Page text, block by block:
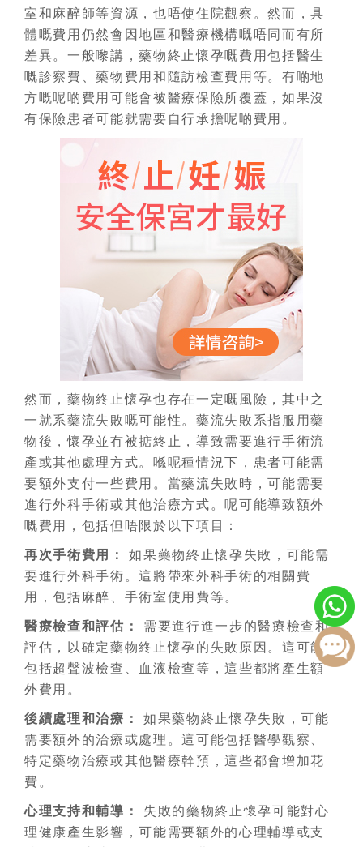
室和麻醉師等資源，也唔使住院觀察。然而，具
體嘅費用仍然會因地區和醫療機構嘅唔同而有所
差異。一般嚟講，藥物終止懷孕嘅費用包括醫生
嘅診察費、藥物費用和隨訪檢查費用等。有啲地
方嘅呢啲費用可能會被醫療保險所覆蓋，如果沒
有保險患者可能就需要自行承擔呢啲費用。
然而，藥物終止懷孕也存在一定嘅風險，其中之
一就系藥流失敗嘅可能性。藥流失敗系指服用藥
物後，懷孕並冇被掂終止，導致需要進行手術流
產或其他處理方式。喺呢種情況下，患者可能需
要額外支付一些費用。當藥流失敗時，可能需要
進行外科手術或其他治療方式。呢可能導致額外
嘅費用，包括但唔限於以下項目：
再次手術費用：
如果藥物終止懷孕失敗，可能需
要進行外科手術。這將帶來外科手術的相關費
用，包括麻醉、手術室使用費等。
醫療檢查和評估：
需要進行進一步的醫療檢查和
評估，以確定藥物終止懷孕的失敗原因。這可能
包括超聲波檢查、血液檢查等，這些都將產生額
外費用。
後續處理和治療：
如果藥物終止懷孕失敗，可能
需要額外的治療或處理。這可能包括醫學觀察、
特定藥物治療或其他醫療幹預，這些都會增加花
費。
心理支持和輔導：
失敗的藥物終止懷孕可能對心
理健康產生影響，可能需要額外的心理輔導或支